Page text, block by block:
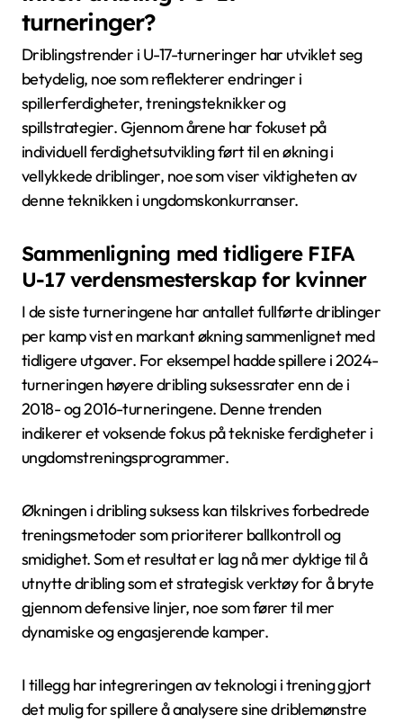
turneringer?
Driblingstrender i U-17-turneringer har utviklet seg
betydelig, noe som reflekterer endringer i
spillerferdigheter, treningsteknikker og
spillstrategier. Gjennom årene har fokuset på
individuell ferdighetsutvikling ført til en økning i
vellykkede driblinger, noe som viser viktigheten av
denne teknikken i ungdomskonkurranser.
Sammenligning med tidligere FIFA
U-17 verdensmesterskap for kvinner
I de siste turneringene har antallet fullførte driblinger
per kamp vist en markant økning sammenlignet med
tidligere utgaver. For eksempel hadde spillere i 2024-
turneringen høyere dribling suksessrater enn de i
2018- og 2016-turneringene. Denne trenden
indikerer et voksende fokus på tekniske ferdigheter i
ungdomstreningsprogrammer.
Økningen i dribling suksess kan tilskrives forbedrede
treningsmetoder som prioriterer ballkontroll og
smidighet. Som et resultat er lag nå mer dyktige til å
utnytte dribling som et strategisk verktøy for å bryte
gjennom defensive linjer, noe som fører til mer
dynamiske og engasjerende kamper.
I tillegg har integreringen av teknologi i trening gjort
det mulig for spillere å analysere sine driblemønstre